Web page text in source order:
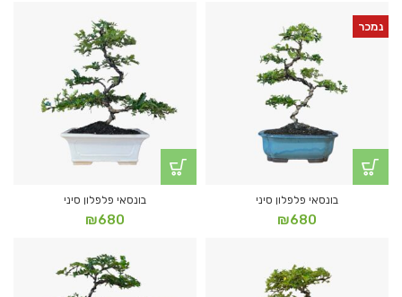
נמכר
בונסאי פלפלון סיני
₪680
בונסאי פלפלון סיני
₪680